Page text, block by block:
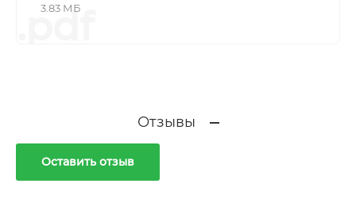
3.83 МБ
.pdf
Отзывы
Оставить отзыв